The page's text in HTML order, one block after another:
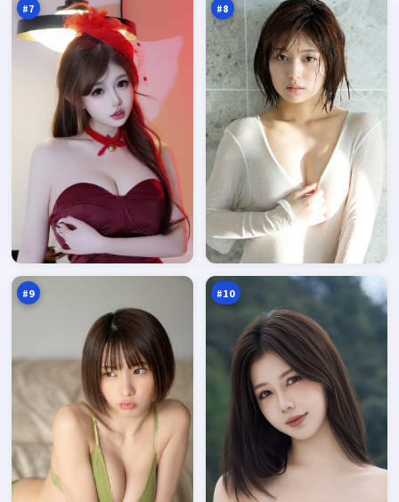
#7 #8
#9
折
返
点
万
#10
昼
降
临
93
万